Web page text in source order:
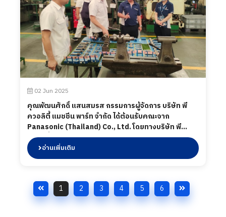
02 Jun 2025
คุณพัฒนศักดิ์ แสนสมรส กรรมการผู้จัดการ บริษัท พี
ควอลิตี้ แมชชีน พาร์ท จำกัด ได้ต้อนรับคณะจาก
Panasonic (Thailand) Co., Ltd. โดยทางบริษัท พี
ควอลิตี้ แมชชีน พาร์ท จำกัด ได้นำเสนอผลิตภัณฑ์ต่าง ๆ
รวมถึงการเข้าเยี่ยมชมกระบวนการผลิตในส่วนของ
โรงงาน และห้องปฏิบัติการทดสอบ เมื่อวันที่ 02 มิถุนายน
อ่านเพิ่มเติม
1 2 3 4 5 6